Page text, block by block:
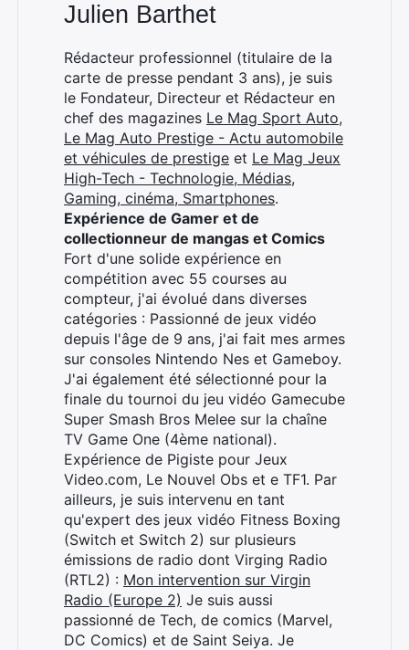
Julien Barthet
Rédacteur professionnel (titulaire de la
carte de presse pendant 3 ans), je suis
le Fondateur, Directeur et Rédacteur en
chef des magazines Le Mag Sport Auto,
Le Mag Auto Prestige - Actu automobile
et véhicules de prestige et Le Mag Jeux
High-Tech - Technologie, Médias,
Gaming, cinéma, Smartphones.
Expérience de Gamer et de
collectionneur de mangas et Comics
Fort d'une solide expérience en
compétition avec 55 courses au
compteur, j'ai évolué dans diverses
catégories : Passionné de jeux vidéo
depuis l'âge de 9 ans, j'ai fait mes armes
sur consoles Nintendo Nes et Gameboy.
J'ai également été sélectionné pour la
finale du tournoi du jeu vidéo Gamecube
Super Smash Bros Melee sur la chaîne
TV Game One (4ème national).
Expérience de Pigiste pour Jeux
Video.com, Le Nouvel Obs et e TF1. Par
ailleurs, je suis intervenu en tant
qu'expert des jeux vidéo Fitness Boxing
(Switch et Switch 2) sur plusieurs
émissions de radio dont Virging Radio
(RTL2) : Mon intervention sur Virgin
Radio (Europe 2) Je suis aussi
passionné de Tech, de comics (Marvel,
DC Comics) et de Saint Seiya. Je
Rechercher